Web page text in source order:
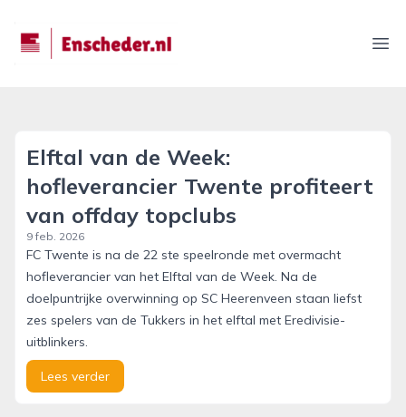
enscheder.nl
Elftal van de Week:
hofleverancier Twente profiteert
van offday topclubs
9 feb. 2026
FC Twente is na de 22 ste speelronde met overmacht
hofleverancier van het Elftal van de Week. Na de
doelpuntrijke overwinning op SC Heerenveen staan liefst
zes spelers van de Tukkers in het elftal met Eredivisie-
uitblinkers.
Lees verder